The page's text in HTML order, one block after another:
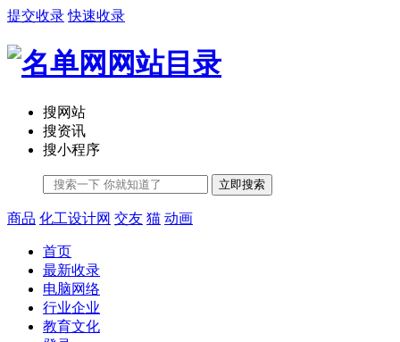
提交收录 快速收录
搜网站
搜资讯
搜小程序
立即搜索
商品 化工设计网 交友 猫 动画
首页
最新收录
电脑网络
行业企业
教育文化